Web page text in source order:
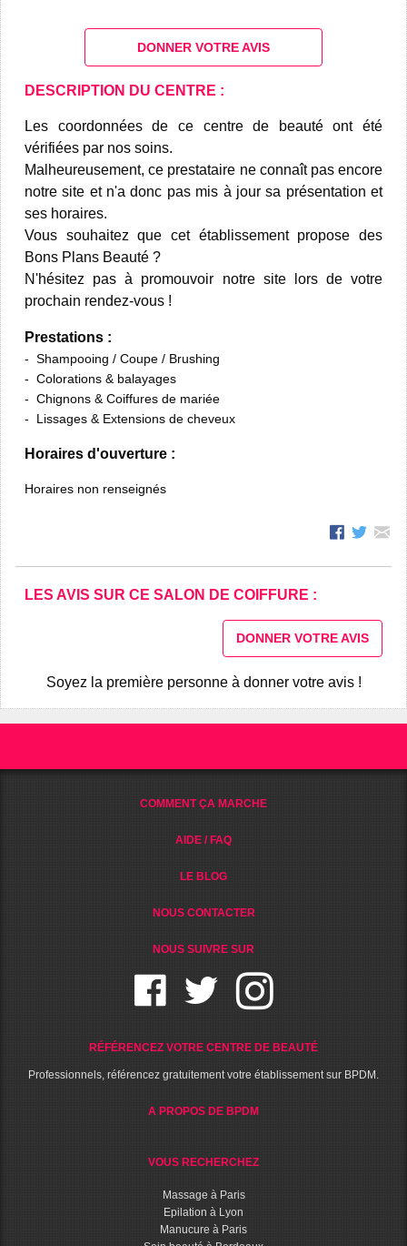
DONNER VOTRE AVIS
DESCRIPTION DU CENTRE :
Les coordonnées de ce centre de beauté ont été
vérifiées par nos soins.
Malheureusement, ce prestataire ne connaît pas encore
notre site et n'a donc pas mis à jour sa présentation et
ses horaires.
Vous souhaitez que cet établissement propose des
Bons Plans Beauté ?
N'hésitez pas à promouvoir notre site lors de votre
prochain rendez-vous !
Prestations :
Shampooing / Coupe / Brushing
Colorations & balayages
Chignons & Coiffures de mariée
Lissages & Extensions de cheveux
Horaires d'ouverture :
Horaires non renseignés
LES AVIS SUR CE SALON DE COIFFURE :
DONNER VOTRE AVIS
Soyez la première personne à donner votre avis !
COMMENT ÇA MARCHE
AIDE / FAQ
LE BLOG
NOUS CONTACTER
NOUS SUIVRE SUR
RÉFÉRENCEZ VOTRE CENTRE DE BEAUTÉ
Professionnels, référencez gratuitement votre établissement sur BPDM.
A PROPOS DE BPDM
VOUS RECHERCHEZ
Massage à Paris
Epilation à Lyon
Manucure à Paris